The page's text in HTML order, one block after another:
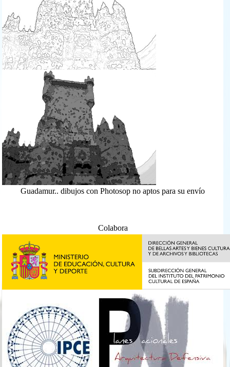
guadamur_dibujo_2copia.jpg
Guadamur.. dibujos con Photosop no aptos para su envío
Colabora